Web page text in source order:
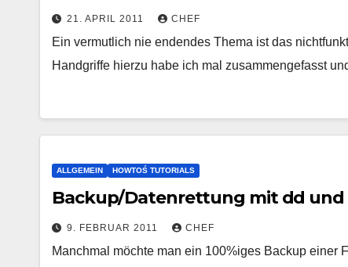
21. APRIL 2011 CHEF
Ein vermutlich nie endendes Thema ist das
Handgriffe hierzu habe ich mal zusammengefasst
ALLGEMEIN HOWTOŚ TUTORIALS
Backup/Datenrettung mit dd und
9. FEBRUAR 2011 CHEF
Manchmal möchte man ein 100%iges Backup einer